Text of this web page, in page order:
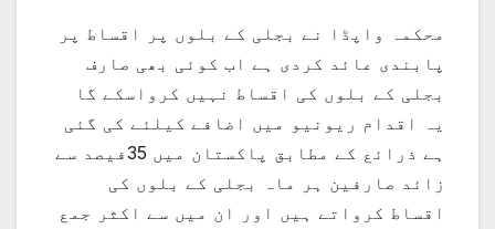
محکمہ واپڈا نے بجلی کے بلوں پر اقساط پر
پابندی عائد کردی ہے اب کوئی بھی صارف
بجلی کے بلوں کی اقساط نہیں کرواسکے گا
یہ اقدام ریونیو میں اضافے کیلئے کی گئی
ہے ذرائع کے مطابق پاکستان میں 35فیصد سے
زائد صارفین ہر ماہ بجلی کے بلوں کی
اقساط کرواتے ہیں اور ان میں سے اکثر جمع